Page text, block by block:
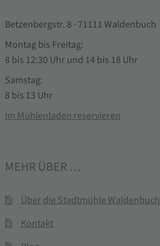
Betzenbergstr. 8 · 71111 Waldenbuch
Montag bis Freitag:
8 bis 12:30 Uhr und 14 bis 18 Uhr
Samstag:
8 bis 13 Uhr
Im Mühlenladen reservieren
MEHR ÜBER …
Über die Stadtmühle Waldenbuch
Kontakt